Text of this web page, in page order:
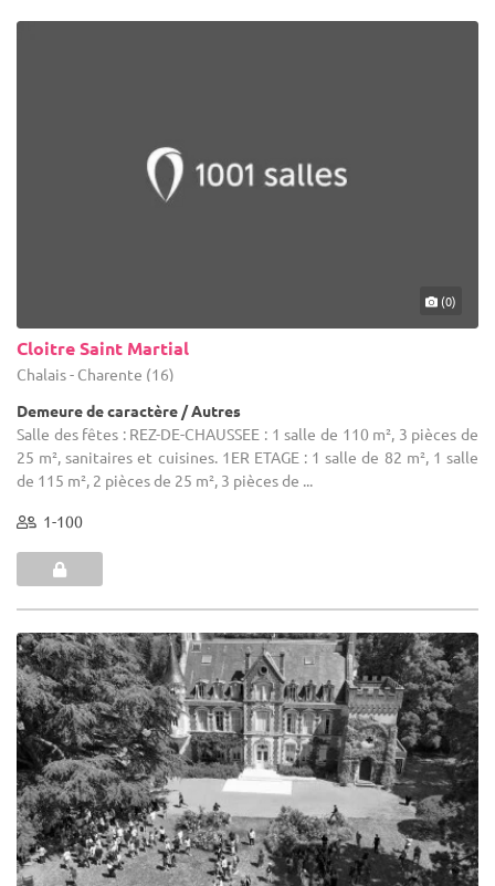
(0)
Cloitre Saint Martial
Chalais - Charente (16)
Demeure de caractère / Autres
Salle des fêtes : REZ-DE-CHAUSSEE : 1 salle de 110 m², 3 pièces de
25 m², sanitaires et cuisines. 1ER ETAGE : 1 salle de 82 m², 1 salle
de 115 m², 2 pièces de 25 m², 3 pièces de ...
1-100